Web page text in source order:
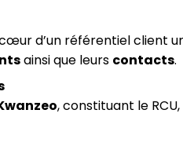
d’un référentiel client
ainsi que leurs contacts.
, constituant le